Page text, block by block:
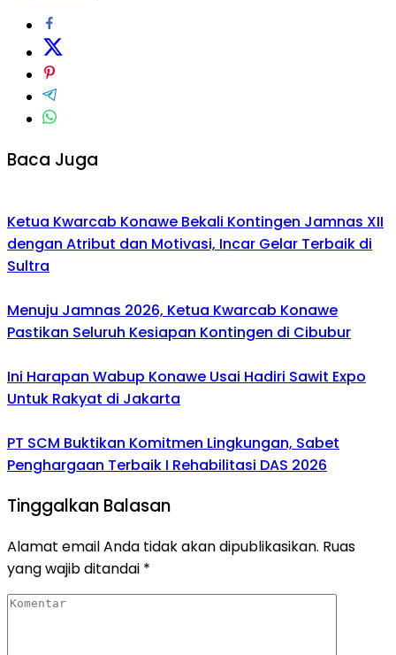
Baca Juga
Ketua Kwarcab Konawe Bekali Kontingen Jamnas XII
dengan Atribut dan Motivasi, Incar Gelar Terbaik di
Sultra
Menuju Jamnas 2026, Ketua Kwarcab Konawe
Pastikan Seluruh Kesiapan Kontingen di Cibubur
Ini Harapan Wabup Konawe Usai Hadiri Sawit Expo
Untuk Rakyat di Jakarta
PT SCM Buktikan Komitmen Lingkungan, Sabet
Penghargaan Terbaik I Rehabilitasi DAS 2026
Tinggalkan Balasan
Alamat email Anda tidak akan dipublikasikan. Ruas
yang wajib ditandai *